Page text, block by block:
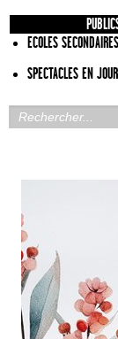
ECOLES
SPECTACLES EN